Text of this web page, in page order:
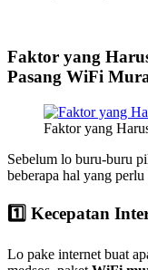
Faktor yang
Pasang WiFi
Faktor yang
Sebelum lo buru-buru
beberapa hal yang
1️⃣ Kecepatan
Lo pake internet buat